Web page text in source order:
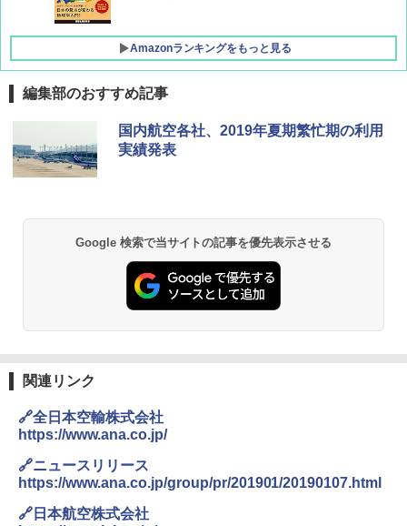
Amazonランキングをもっと見る
[キャンパーズコレクション 山善] ポップアッ
プテント 傘みたいに広げて畳める パッとサ
ッとサンシェード キューブ フルクローズ メ
￥6,832
PYKES PEAK (パイクスピーク) 着替えテン
ト プライバシー テント 【中が透けない】 1
人用 折りたたみ 防災グッズ 災害用トイレ ビ
易 トイレテント (オリーブ)
ENDLESS BASE 《めざましテレビで紹介》
テント ワンタッチ RENEW 幅200 2-3人用 43
￥5,499
BUNDOK(バンドック)ソロ ドーム 1 EX BDK
-08EX カーキ ソロキャンプ ポリエステル フ
レーム テント
GRANDOOR ステンレス保冷剤 2個セット 2
コンパクト 保冷力長持ち
￥2,980
￥6,459
ポインターライト 強力 小型 緑色/赤色/青紫色
USB充電式 高精度 超長距離照射 長時間使用
可能 安全ロック付き 高安全性 金属製耐久 コ
編集部のおすすめ記事
国内航空各社、2019年夏期繁忙期の利用
実績発表
Google 検索で当サイトの記事を優先表示させる
関連リンク
🔗全日本空輸株式会社
https://www.ana.co.jp/
🔗ニュースリリース
https://www.ana.co.jp/group/pr/201901/20190107.html
🔗日本航空株式会社